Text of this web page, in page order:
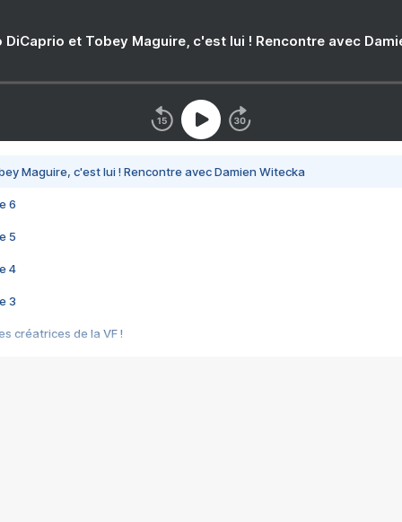
DiCaprio et Tobey Maguire, c'est lui ! Rencontre avec
Maguire, c'est lui ! Rencontre avec Damien Witecka
6
5
4
3
créatrices de la VF !